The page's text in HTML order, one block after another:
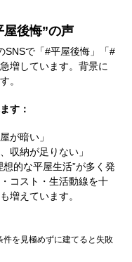
屋後悔”の声
SNSで「#平屋後悔」「#
増しています。背景に
。
す：
が暗い」
収納が足りない」
的な平屋生活”が多く発
コスト・生活動線を十
増えています。
件を見極めずに建てると失敗